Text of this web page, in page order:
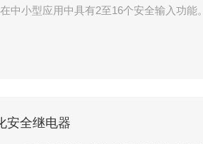
中小型应用中具有2至16个安全输入功能。
安全继电器